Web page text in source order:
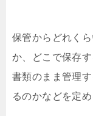
保管からどれく
か、どこで保存
書類のまま管理
るのかなどを定